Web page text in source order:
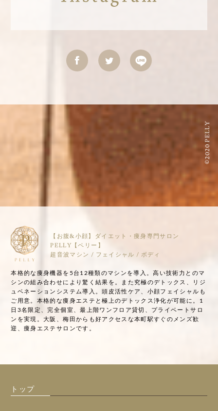
©2020 PELLY
【お腹&小顔】ダイエット・痩身専門サロン
PELLY【ペリー】
超音波マシン / フェイシャル / ボディ
本格的な痩身機器を5台12種類のマシンを導入。高い技術力とのマ
シンの組み合わせにより驚く結果を。また究極のデトックス、リジ
ュベネーションシステム導入。頭皮活性ケア、小顔フェイシャルも
ご用意。本格的な痩身エステと極上のデトックス浄化が可能に。1
日3名限定、完全個室、最上階ワンフロア貸切、プライベートサロ
ンを実現。大阪、梅田からも好アクセスな本町駅すぐのメンズ歓
迎、痩身エステサロンです。
トップ